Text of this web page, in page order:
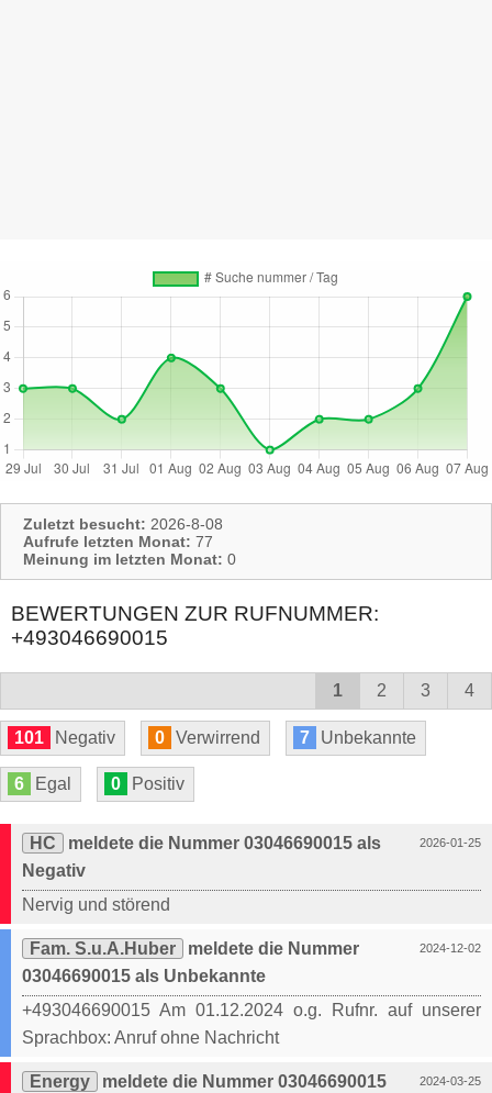
Zuletzt besucht: 2026-8-08
Aufrufe letzten Monat: 77
Meinung im letzten Monat: 0
BEWERTUNGEN ZUR RUFNUMMER:
+493046690015
1 2 3 4
101 Negativ 0 Verwirrend 7 Unbekannte
6 Egal 0 Positiv
2026-01-25
HC
meldete die Nummer 03046690015 als
Negativ
Nervig und störend
2024-12-02
Fam. S.u.A.Huber
meldete die Nummer
03046690015 als Unbekannte
+493046690015 Am 01.12.2024 o.g. Rufnr. auf unserer
Sprachbox: Anruf ohne Nachricht
2024-03-25
Energy
meldete die Nummer 03046690015